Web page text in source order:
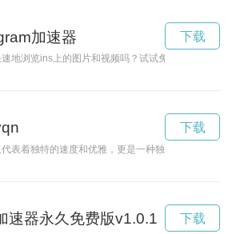
加速器
地浏览ins上的图片和视频吗？试试免费加速器，让
下载
表着独特的速度和优雅，更是一种独具魅力的存在
下载
速器永久免费版v1.0.1 下载